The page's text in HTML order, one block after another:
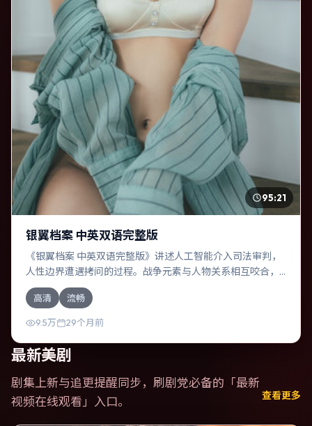
95:21
银翼档案 中英双语完整版
《银翼档案 中英双语完整版》讲述人工智能介入司法审判，
人性边界遭遇拷问的过程。战争元素与人物关系相互咬合，
黄政民、马东锡的对手戏尤为出彩。导演许鞍华善于在长镜
头中积蓄张力，本片亦在日本实地取景，增强真实质感。
高清 流畅
9.5万 29个月前
最新美剧
剧集上新与追更提醒同步，刷剧党必备的「最新
视频在线观看 」入口。 查看更多